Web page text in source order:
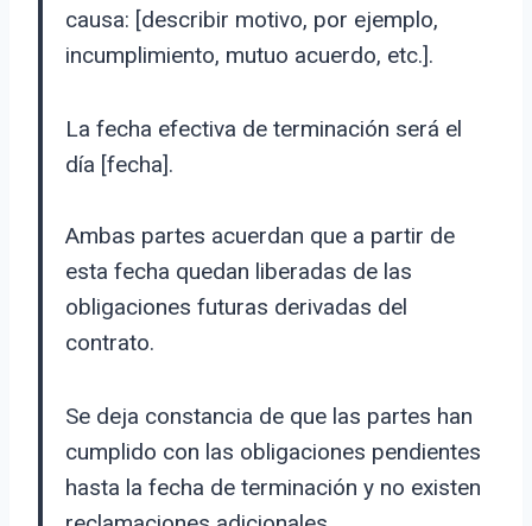
causa: [describir motivo, por ejemplo,
incumplimiento, mutuo acuerdo, etc.].
La fecha efectiva de terminación será el
día [fecha].
Ambas partes acuerdan que a partir de
esta fecha quedan liberadas de las
obligaciones futuras derivadas del
contrato.
Se deja constancia de que las partes han
cumplido con las obligaciones pendientes
hasta la fecha de terminación y no existen